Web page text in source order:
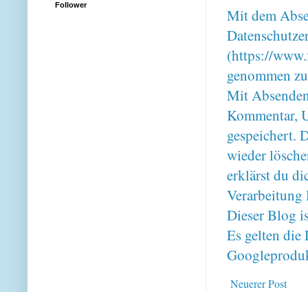
Mit dem
(https://
genommen
Mit
Kommentar,
gespeichert.
wieder
erklärst du
Verarbeitung
Dieser Blog
Es gelten
Neuerer Post
Follower